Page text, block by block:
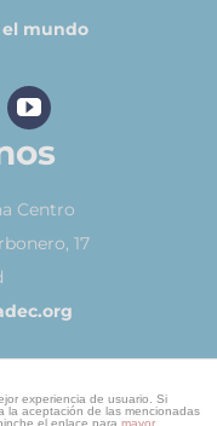
el mundo
Centro
17
experiencia de usuario. Si
la aceptación de las mencionadas
pinche el enlace para mayor